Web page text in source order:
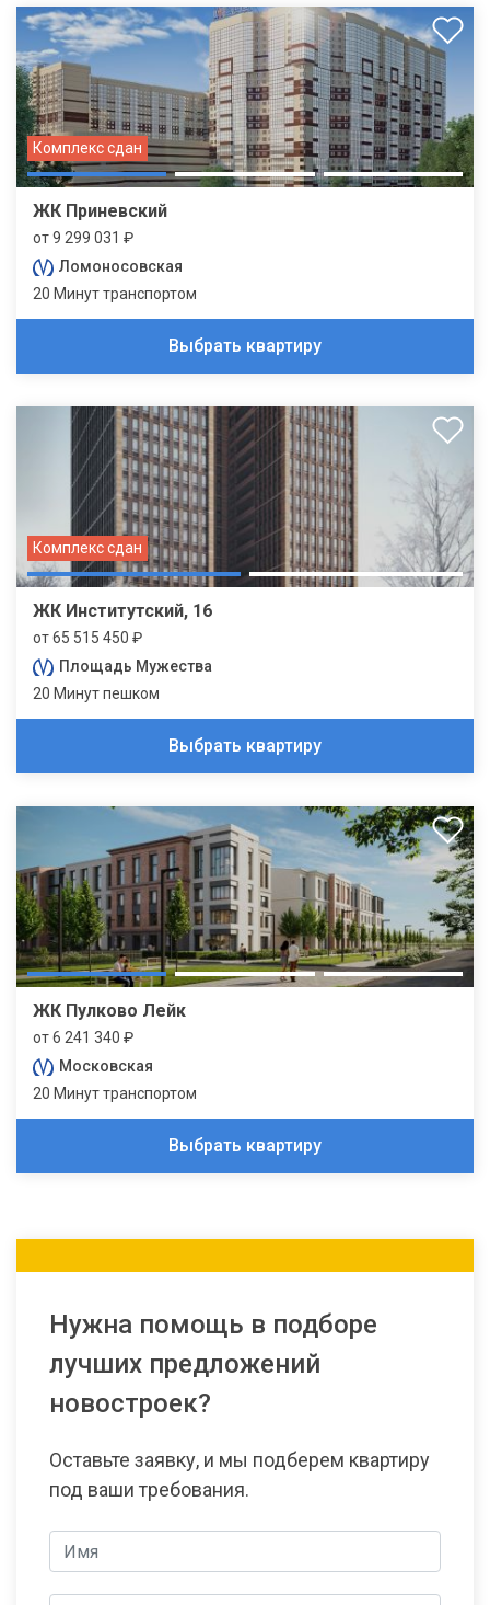
Комплекс сдан
ЖК Приневский
от 9 299 031 ₽
Ломоносовская
20 Минут транспортом
Выбрать квартиру
Комплекс сдан
ЖК Институтский, 16
от 65 515 450 ₽
Площадь Мужества
20 Минут пешком
Выбрать квартиру
ЖК Пулково Лейк
от 6 241 340 ₽
Московская
20 Минут транспортом
Выбрать квартиру
Нужна помощь в подборе
лучших предложений
новостроек?
Оставьте заявку, и мы подберем квартиру
под ваши требования.